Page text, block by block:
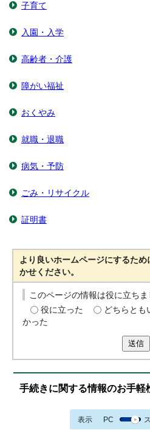
子育て
入園・入学
高齢者・介護
障がい福祉
おくやみ
就職・退職
病気・予防
ごみ・リサイクル
証明書
より良いホームページにするた
かせください。
このページの情報は役に立ちま
役に立った
どちらとも
かった
送信
手続きに関する情報のお手軽
表示 PC